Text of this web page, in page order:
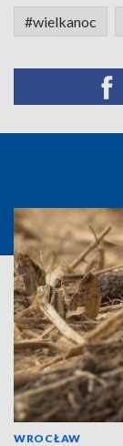
#wielkanoc
WROCŁAW